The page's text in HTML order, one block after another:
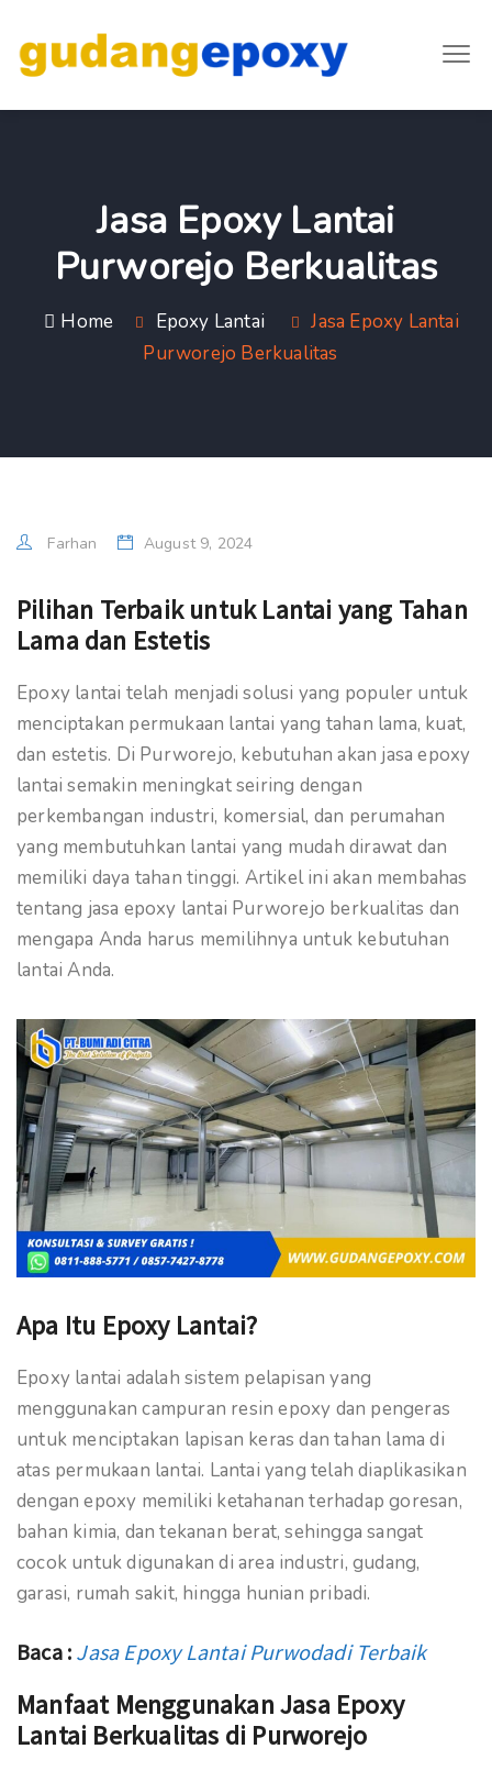
Jasa Epoxy Lantai
Purworejo Berkualitas
Home Epoxy Lantai
Jasa Epoxy Lantai
Purworejo Berkualitas
Farhan August 9, 2024
Pilihan Terbaik untuk Lantai yang Tahan
Lama dan Estetis
Epoxy lantai telah menjadi solusi yang populer untuk
menciptakan permukaan lantai yang tahan lama, kuat,
dan estetis. Di Purworejo, kebutuhan akan jasa epoxy
lantai semakin meningkat seiring dengan
perkembangan industri, komersial, dan perumahan
yang membutuhkan lantai yang mudah dirawat dan
memiliki daya tahan tinggi. Artikel ini akan membahas
tentang jasa epoxy lantai Purworejo berkualitas dan
mengapa Anda harus memilihnya untuk kebutuhan
lantai Anda.
Apa Itu Epoxy Lantai?
Epoxy lantai adalah sistem pelapisan yang
menggunakan campuran resin epoxy dan pengeras
untuk menciptakan lapisan keras dan tahan lama di
atas permukaan lantai. Lantai yang telah diaplikasikan
dengan epoxy memiliki ketahanan terhadap goresan,
bahan kimia, dan tekanan berat, sehingga sangat
cocok untuk digunakan di area industri, gudang,
garasi, rumah sakit, hingga hunian pribadi.
Baca : Jasa Epoxy Lantai Purwodadi Terbaik
Manfaat Menggunakan Jasa Epoxy
Lantai Berkualitas di Purworejo